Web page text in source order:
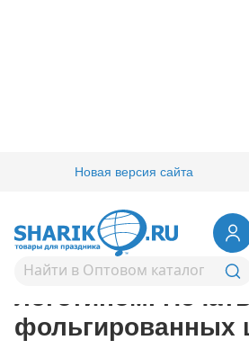
Новая версия сайта
Товары для праздника/
Рекламная
изготовление
продукции, шары с
логотипом.
фольгированных